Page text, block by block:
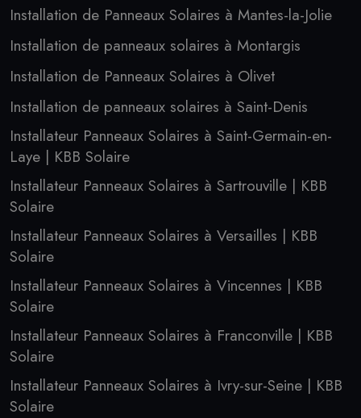
Installation de Panneaux Solaires à Mantes-la-Jolie
Installation de panneaux solaires à Montargis
Installation de Panneaux Solaires à Olivet
Installation de panneaux solaires à Saint-Denis
Installateur Panneaux Solaires à Saint-Germain-en-
Laye | KBB Solaire
Installateur Panneaux Solaires à Sartrouville | KBB
Solaire
Installateur Panneaux Solaires à Versailles | KBB
Solaire
Installateur Panneaux Solaires à Vincennes | KBB
Solaire
Installateur Panneaux Solaires à Franconville | KBB
Solaire
Installateur Panneaux Solaires à Ivry-sur-Seine | KBB
Solaire